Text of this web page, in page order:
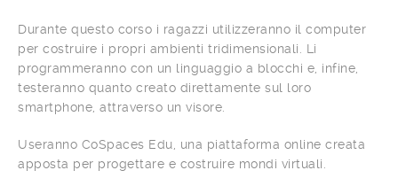
Durante questo corso i ragazzi utilizzeranno il computer
per costruire i propri ambienti tridimensionali. Li
programmeranno con un linguaggio a blocchi e, infine,
testeranno quanto creato direttamente sul loro
smartphone, attraverso un visore.
Useranno CoSpaces Edu, una piattaforma online creata
apposta per progettare e costruire mondi virtuali.